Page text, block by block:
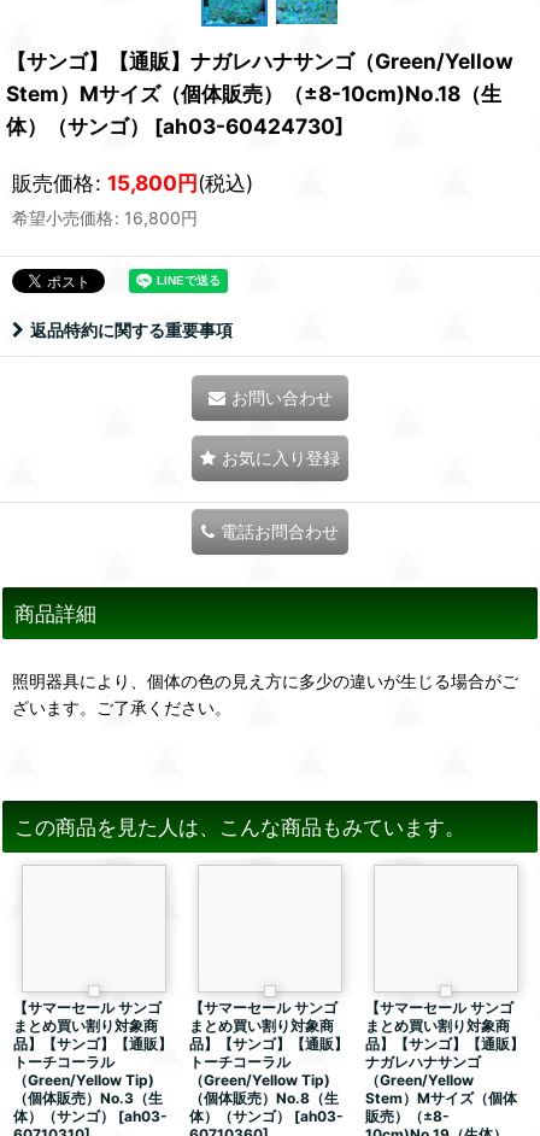
【サンゴ】【通販】ナガレハナサンゴ（Green/Yellow
Stem）Mサイズ（個体販売）（±8-10cm)No.18（生
体）（サンゴ）
[ah03-60424730]
販売価格: 15,800円(税込)
希望小売価格: 16,800円
返品特約に関する重要事項
お問い合わせ
お気に入り登録
電話お問合わせ
商品詳細
照明器具により、個体の色の見え方に多少の違いが生じる場合がご
ざいます。ご了承ください。
この商品を見た人は、こんな商品もみています。
【サマーセール サンゴ
まとめ買い割り対象商
品】【サンゴ】【通販】
トーチコーラル
（Green/Yellow Tip)
（個体販売）No.3（生
体）（サンゴ）
[ah03-
【サマーセール サンゴ
まとめ買い割り対象商
品】【サンゴ】【通販】
トーチコーラル
（Green/Yellow Tip)
（個体販売）No.8（生
体）（サンゴ）
[ah03-
【サマーセール サンゴ
まとめ買い割り対象商
品】【サンゴ】【通販】
ナガレハナサンゴ
（Green/Yellow
Stem）Mサイズ（個体
販売）（±8-